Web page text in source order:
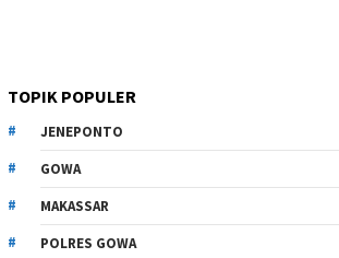
TOPIK POPULER
JENEPONTO
GOWA
MAKASSAR
POLRES GOWA